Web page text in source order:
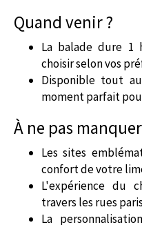
Quand venir ?
La balade dure 1
choisir selon vos
Disponible tout
moment parfait
À ne pas manquer
Les sites
confort de votre
L'expérience du
travers les rues
La